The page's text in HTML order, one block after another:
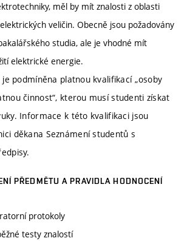
měl by mít znalosti z oblasti
veličin. Obecně jsou požadovány
studia, ale je vhodné mít
elektrické energie.
podmíněna platnou kvalifikací „osoby
činnost“, kterou musí studenti získat
Informace k této kvalifikaci jsou
děkana Seznámení studentů s
PŘEDMĚTU A PRAVIDLA HODNOCENÍ
protokoly
testy znalostí